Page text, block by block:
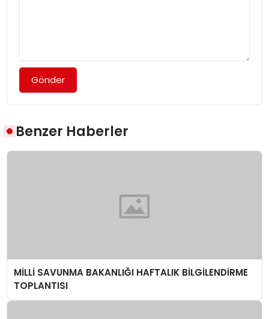
Gönder
Benzer Haberler
MİLLİ SAVUNMA BAKANLIĞI HAFTALIK BİLGİLENDİRME
TOPLANTISI